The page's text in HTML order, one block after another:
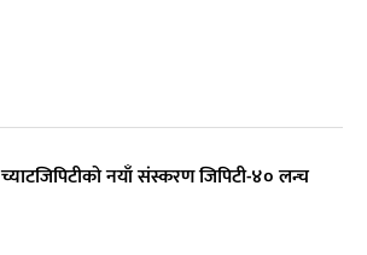
च्याटजिपिटीको नयाँ संस्करण जिपिटी-४० लन्च